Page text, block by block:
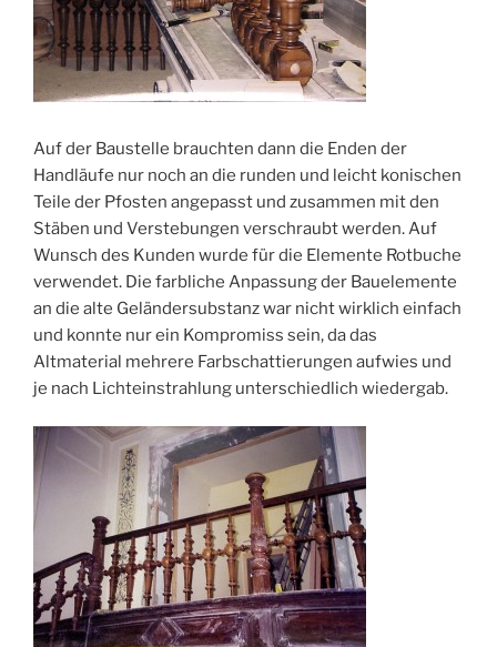
Auf der Baustelle brauchten dann die Enden der
Handläufe nur noch an die runden und leicht konischen
Teile der Pfosten angepasst und zusammen mit den
Stäben und Verstebungen verschraubt werden. Auf
Wunsch des Kunden wurde für die Elemente Rotbuche
verwendet. Die farbliche Anpassung der Bauelemente
an die alte Geländersubstanz war nicht wirklich einfach
und konnte nur ein Kompromiss sein, da das
Altmaterial mehrere Farbschattierungen aufwies und
je nach Lichteinstrahlung unterschiedlich wiedergab.